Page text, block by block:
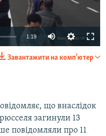
1:19
Завантажити на комп'ютер
що внаслідок
загинули 13
повідомляли про 11